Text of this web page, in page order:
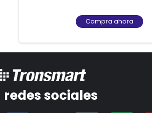
Compra ahora
redes sociales